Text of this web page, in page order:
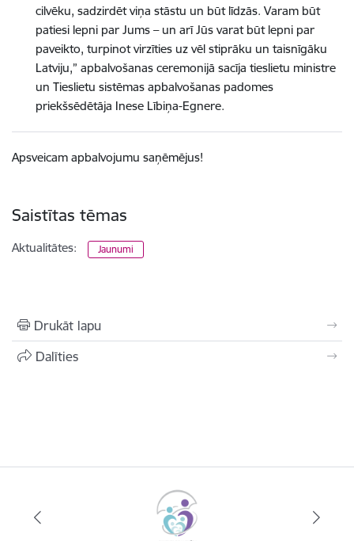
cilvēku, sadzirdēt viņa stāstu un būt līdzās. Varam būt
patiesi lepni par Jums – un arī Jūs varat būt lepni par
paveikto, turpinot virzīties uz vēl stiprāku un taisnīgāku
Latviju,” apbalvošanas ceremonijā sacīja tieslietu ministre
un Tieslietu sistēmas apbalvošanas padomes
priekšsēdētāja Inese Lībiņa-Egnere.
Apsveicam apbalvojumu saņēmējus!
Saistītas tēmas
Aktualitātes: Jaunumi
Drukāt lapu
Dalīties